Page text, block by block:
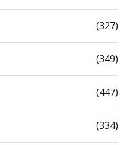
(327)
(349)
(447)
(334)